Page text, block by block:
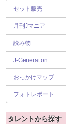
セット販売
月刊Jマニア
読み物
J-Generation
おっかけマップ
フォトレポート
タレントから探す